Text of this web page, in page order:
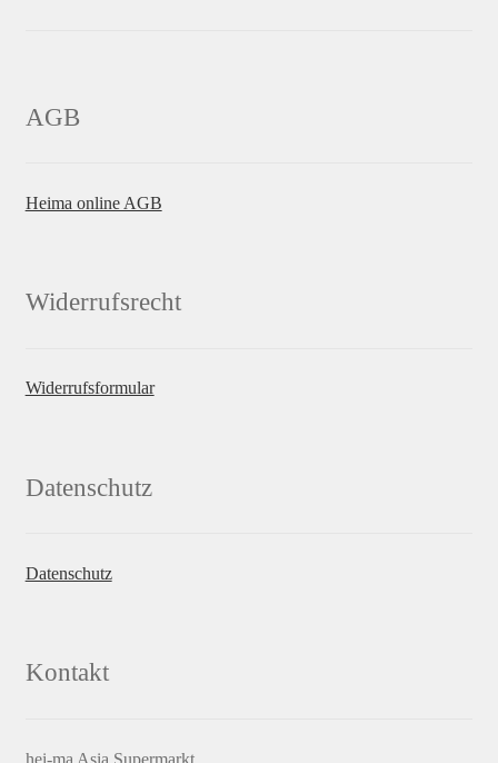
AGB
Heima online AGB
Widerrufsrecht
Widerrufsformular
Datenschutz
Datenschutz
Kontakt
hei-ma Asia Supermarkt